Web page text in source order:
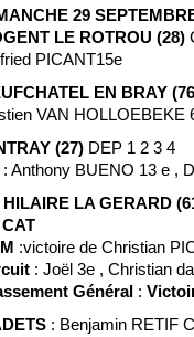
29
LE ROTROU (28)
PICANT15e
EN BRAY
VAN HOLLOEBEKE
(27) DEP 1 2 3 4
: Anthony BUENO 13 e ,
HILAIRE LA GERARD
:victoire de Christian
: Joël 3e , Christian
Général :
: Benjamin RETIF